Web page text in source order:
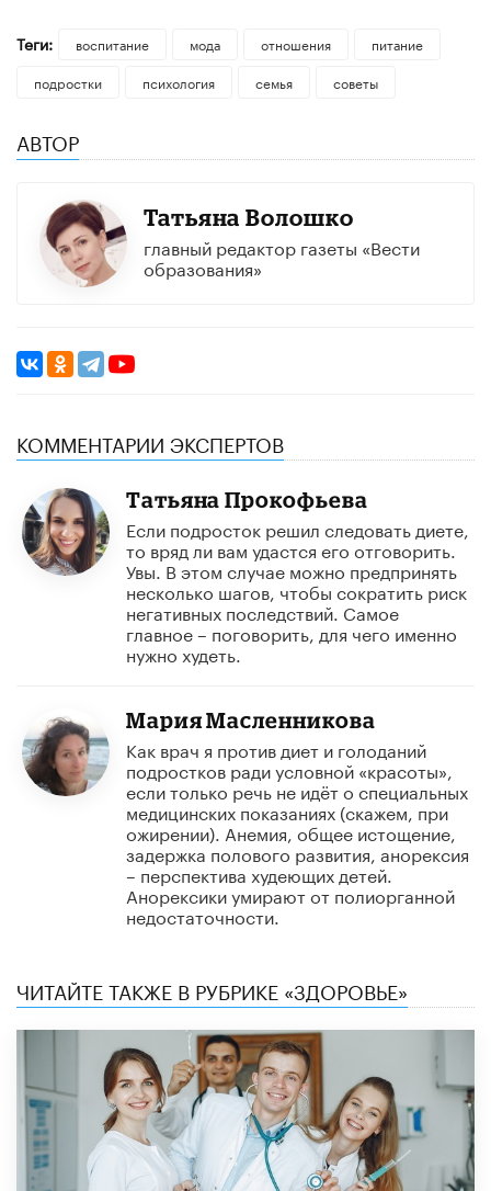
Теги: воспитание мода отношения
питание
подростки
психология семья советы
АВТОР
Татьяна Волошко
главный редактор газеты «Вести
образования»
КОММЕНТАРИИ ЭКСПЕРТОВ
Татьяна Прокофьева
Если подросток решил следовать диете,
то вряд ли вам удастся его отговорить.
Увы. В этом случае можно предпринять
несколько шагов, чтобы сократить риск
негативных последствий. Самое
главное – поговорить, для чего именно
нужно худеть.
Мария Масленникова
Как врач я против диет и голоданий
подростков ради условной «красоты»,
если только речь не идёт о специальных
медицинских показаниях (скажем, при
ожирении). Анемия, общее истощение,
задержка полового развития, анорексия
– перспектива худеющих детей.
Анорексики умирают от полиорганной
недостаточности.
ЧИТАЙТЕ ТАКЖЕ В РУБРИКЕ «ЗДОРОВЬЕ»